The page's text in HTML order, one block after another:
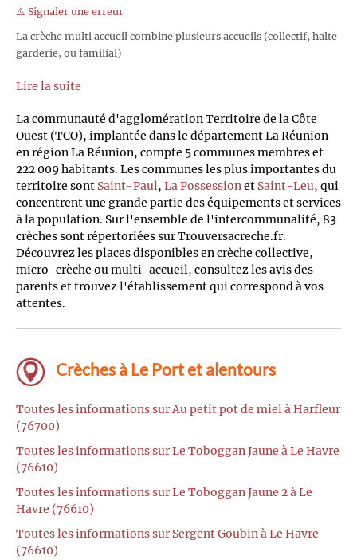
⚠️ Signaler une erreur
La crèche multi accueil combine plusieurs accueils (collectif, halte
garderie, ou familial)
Lire la suite
La communauté d'agglomération Territoire de la Côte
Ouest (TCO), implantée dans le département La Réunion
en région La Réunion, compte 5 communes membres et
222 009 habitants. Les communes les plus importantes du
territoire sont Saint-Paul, La Possessionet Saint-Leu, qui
concentrent une grande partie des équipements et services
à la population. Sur l'ensemble de l'intercommunalité, 83
crèches sont répertoriées sur Trouversacreche.fr.
Découvrez les places disponibles en crèche collective,
micro-crèche ou multi-accueil, consultez les avis des
parents et trouvez l'établissement qui correspond à vos
attentes.
Crèches à Le Port et alentours
Toutes les informations sur Au petit pot de miel à Harfleur
(76700)
Toutes les informations sur Le Toboggan Jaune à Le Havre
(76610)
Toutes les informations sur Le Toboggan Jaune 2 à Le
Havre (76610)
Toutes les informations sur Sergent Goubin à Le Havre
(76610)